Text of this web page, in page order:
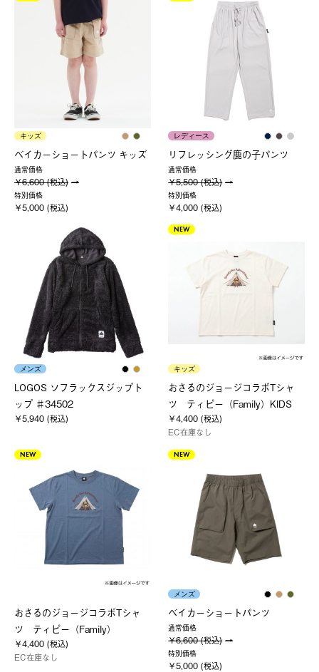
キッズ
ベイカーショートパンツ キッズ
通常価格
￥6,600 (税込)
特別価格
￥5,000 (税込)
レディース
リフレッシング鹿の子パンツ
通常価格
￥5,500 (税込)
特別価格
￥4,000 (税込)
メンズ
LOGOS ソフラックスジップト
ップ ♯34502
￥5,940 (税込)
NEW
キッズ
おさるのジョージコラボTシャ
ツ ティピー（Family）KIDS
￥4,400 (税込)
EC在庫なし
NEW
おさるのジョージコラボTシャ
ツ ティピー（Family）
￥4,400 (税込)
EC在庫なし
NEW
メンズ
ベイカーショートパンツ
通常価格
￥6,600 (税込)
特別価格
￥5,000 (税込)